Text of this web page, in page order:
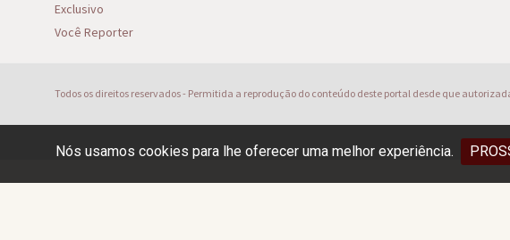
Nós usamos cookies para lhe oferecer uma melhor experiência.
Exclusivo
Você Reporter
Todos os direitos reservados - Permitida a reprodução do conteúdo deste portal desde que